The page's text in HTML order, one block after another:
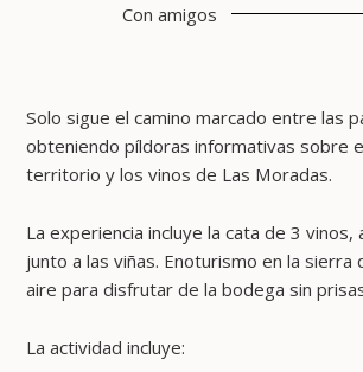
Con amigos
Solo sigue el camino marcado entre las
obteniendo píldoras informativas sobre
territorio y los vinos de Las Moradas.
La experiencia incluye la cata de 3 vinos,
junto a las viñas. Enoturismo en la sierra
aire para disfrutar de la bodega sin
La actividad incluye: